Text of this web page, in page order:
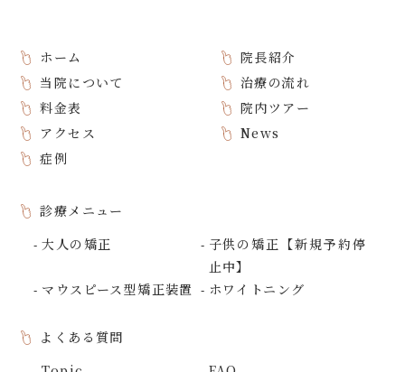
ホーム
院長紹介
当院について
治療の流れ
料金表
院内ツアー
アクセス
News
症例
診療メニュー
大人の矯正
子供の矯正【新規予約停
止中】
マウスピース型矯正装置
ホワイトニング
よくある質問